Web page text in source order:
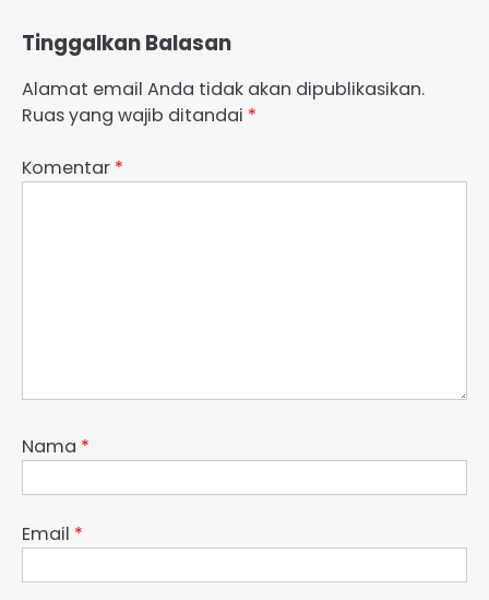
Tinggalkan Balasan
Alamat email Anda tidak akan dipublikasikan.
Ruas yang wajib ditandai *
Komentar *
Nama *
Email *